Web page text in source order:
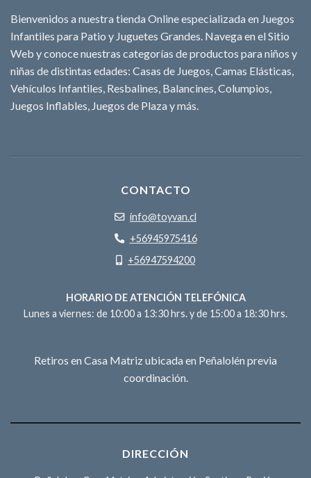
Bienvenidos a nuestra tienda Online especializada en Juegos
Infantiles para Patio y Juguetes Grandes. Navega en el Sitio
Web y conoce nuestras categorías de productos para niños y
niñas de distintas edades: Casas de Juegos, Camas Elásticas,
Vehículos Infantiles, Resbalines, Balancines, Columpios,
Juegos Inflables, Juegos de Plaza y más.
CONTACTO
info@toyvan.cl
+56945975416
+56947594200
HORARIO DE ATENCIÓN TELEFÓNICA
Lunes a viernes: de 10:00 a 13:30 hrs. y de 15:00 a 18:30 hrs.
Retiros en Casa Matriz ubicada en Peñalolén previa
coordinación.
DIRECCIÓN